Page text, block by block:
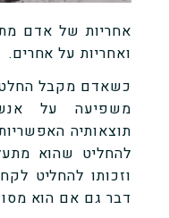
אחריות של אדם
ואחריות על אחרים.
כשאדם מקבל
משפיעה על
תוצאותיה
להחליט שהוא
וזכותו להחליט
דבר גם אם הוא